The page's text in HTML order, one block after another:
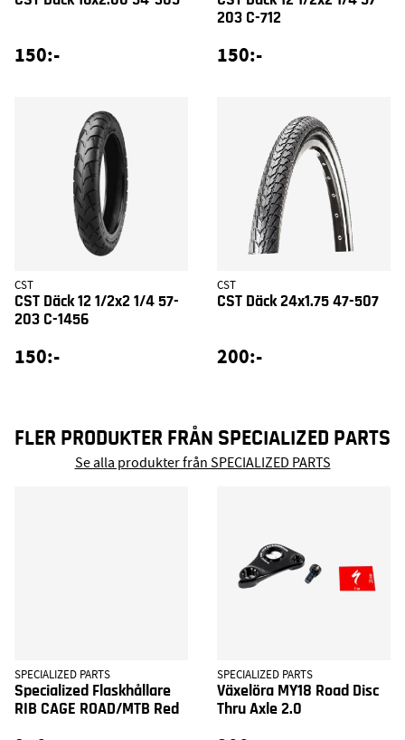
150:-
203 C-712
150:-
CST
CST Däck 12 1/2x2 1/4 57-
203 C-1456
150:-
CST
CST Däck 24x1.75 47-507
200:-
FLER PRODUKTER FRÅN SPECIALIZED PARTS
Se alla produkter från SPECIALIZED PARTS
SPECIALIZED PARTS
Specialized Flaskhållare
RIB CAGE ROAD/MTB Red
SPECIALIZED PARTS
Växelöra MY18 Road Disc
Thru Axle 2.0